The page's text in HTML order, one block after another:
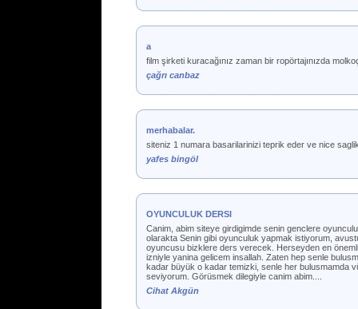
a
film şirketi kuracağınız zaman bir ropörtajınızda
çağrı canbaz
merhabalar.
siteniz 1 numara basarilarinizi teprik eder ve nice
yafes bingöl
OYUNCULUK DERSI
Canim, abim siteye girdigimde senin genclere
olarakta Senin gibi oyunculuk yapmak istiyorum,
oyuncusu bizklere ders verecek. Herseyden en
izniyle yanina gelicem insallah. Zaten hep senle
kadar büyük o kadar temizki, senle her bulusmamda
seviyorum. Görüsmek dilegiyle canim abim....
Cihat Akgün